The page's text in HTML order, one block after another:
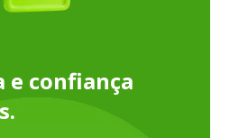
e confiança